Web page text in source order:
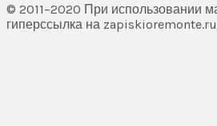
© 2011–2020 При использовании
гиперссылка на zapiskioremonte.ru